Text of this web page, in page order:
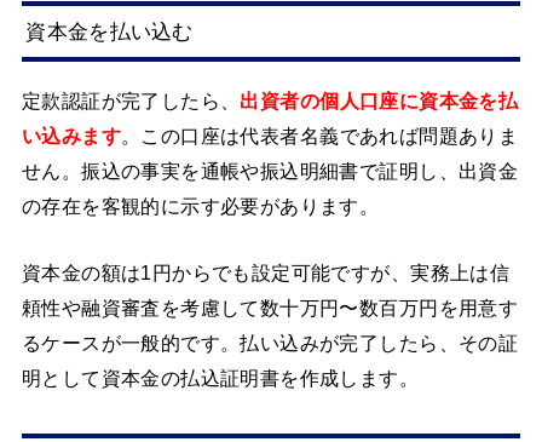
資本金を払い込む
定款認証が完了したら、 出資者の個人口座に資本金を払
い込みます。この口座は代表者名義であれば問題ありま
せん。振込の事実を通帳や振込明細書で証明し、出資金
の存在を客観的に示す必要があります。
資本金の額は1円からでも設定可能ですが、実務上は信
頼性や融資審査を考慮して数十万円〜数百万円を用意す
るケースが一般的です。払い込みが完了したら、その証
明として資本金の払込証明書を作成します。